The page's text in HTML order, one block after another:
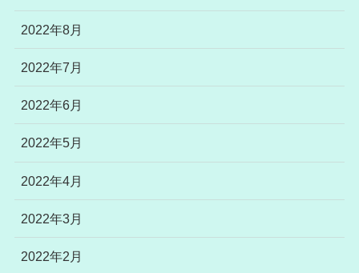
2022年8月
2022年7月
2022年6月
2022年5月
2022年4月
2022年3月
2022年2月